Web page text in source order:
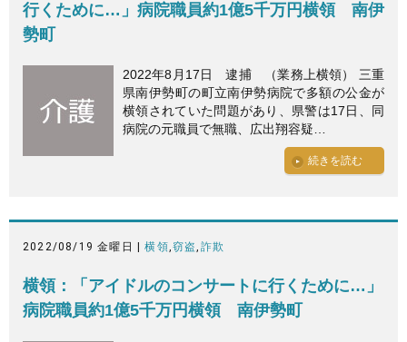
行くために…」病院職員約1億5千万円横領 南伊
勢町
2022年8月17日 逮捕 （業務上横領） 三重
県南伊勢町の町立南伊勢病院で多額の公金が
横領されていた問題があり、県警は17日、同
病院の元職員で無職、広出翔容疑…
続きを読む
2022/08/19 金曜日 |横領,窃盗, 詐欺
横領：「アイドルのコンサートに行くために…」
病院職員約1億5千万円横領 南伊勢町